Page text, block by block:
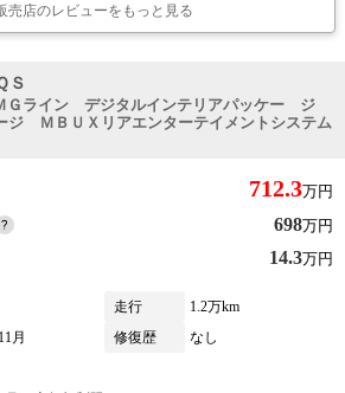
売店のレビューをもっと見る
Ｓ
Ｇライン デジタルインテリアパッケー ジ
ジ ＭＢＵＸリアエンターテイメントシステム
712.3万円
698万円
14.3万円
走行
1.2万km
月 修復歴
なし